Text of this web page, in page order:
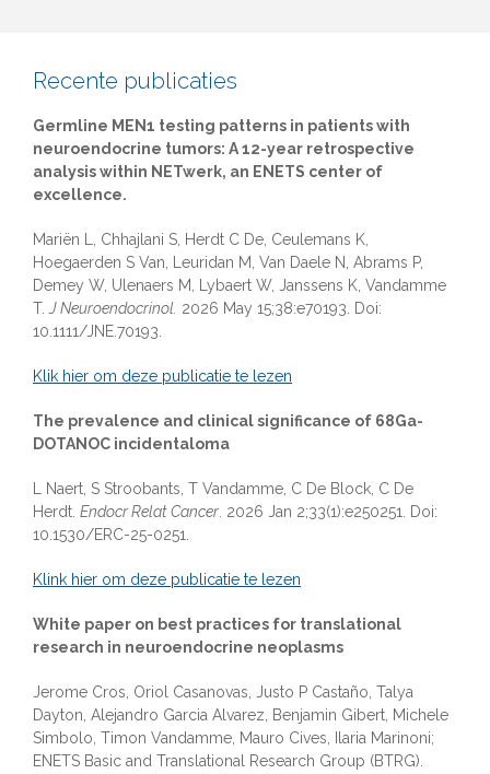
Recente publicaties
Germline MEN1 testing patterns in patients with
neuroendocrine tumors: A 12-year retrospective
analysis within NETwerk, an ENETS center of
excellence.
Mariën L, Chhajlani S, Herdt C De, Ceulemans K,
Hoegaerden S Van, Leuridan M, Van Daele N, Abrams P,
Demey W, Ulenaers M, Lybaert W, Janssens K, Vandamme
T. J Neuroendocrinol. 2026 May 15;38:e70193. Doi:
10.1111/JNE.70193.
Klik hier om deze publicatie te lezen
The prevalence and clinical significance of 68Ga-
DOTANOC incidentaloma
L Naert, S Stroobants, T Vandamme, C De Block, C De
Herdt. Endocr Relat Cancer . 2026 Jan 2;33(1):e250251. Doi:
10.1530/ERC-25-0251.
Klink hier om deze publicatie te lezen
White paper on best practices for translational
research in neuroendocrine neoplasms
Jerome Cros, Oriol Casanovas, Justo P Castaño, Talya
Dayton, Alejandro Garcia Alvarez, Benjamin Gibert, Michele
Simbolo, Timon Vandamme, Mauro Cives, Ilaria Marinoni;
ENETS Basic and Translational Research Group (BTRG).